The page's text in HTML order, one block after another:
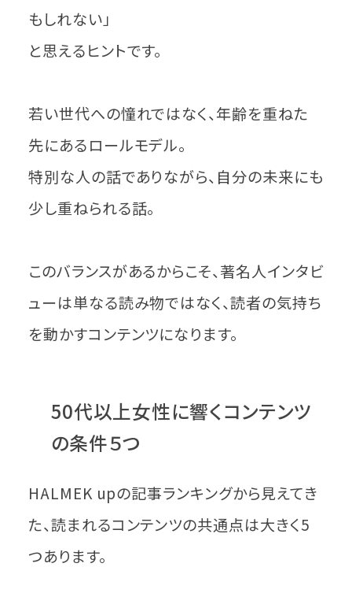
もしれない」
と思えるヒントです。
若い世代への憧れではなく、年齢を重ねた
先にあるロールモデル。
特別な人の話でありながら、自分の未来にも
少し重ねられる話。
このバランスがあるからこそ、著名人インタビ
ューは単なる読み物ではなく、読者の気持ち
を動かすコンテンツになります。
50代以上女性に響くコンテンツ
の条件５つ
HALMEK upの記事ランキングから見えてき
た、読まれるコンテンツの共通点は大きく5
つあります。